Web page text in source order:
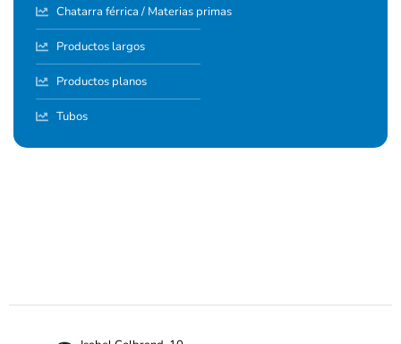
Chatarra férrica / Materias primas
Productos largos
Productos planos
Tubos